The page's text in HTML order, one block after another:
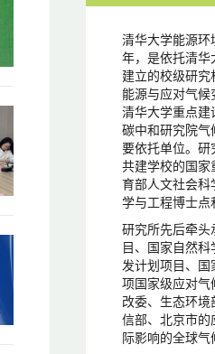
清华大学能源
年，是依托清
建立的校级研
能源与应对气
清华大学重点
碳中和研究院
要依托单位。
共建学校的国
育部人文社会
学与工程博士点
研究所先后牵头
目、国家自然
发计划项目、
项国家级应对
改委、生态环
信部、北京市
际影响的全球气